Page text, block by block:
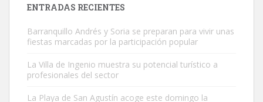
ENTRADAS RECIENTES
Barranquillo Andrés y Soria se preparan para vivir unas
fiestas marcadas por la participación popular
La Villa de Ingenio muestra su potencial turístico a
profesionales del sector
La Playa de San Agustín acoge este domingo la